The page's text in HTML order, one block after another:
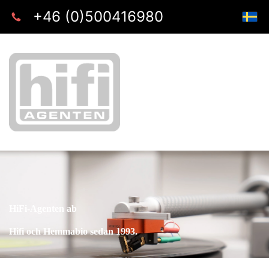
+46 (0)500416980
HiFi-Agenten ab
Hifi och Hemmabio sedan 1993.